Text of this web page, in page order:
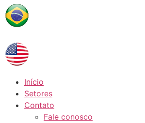
Início
Setores
Contato
Fale conosco